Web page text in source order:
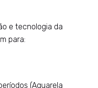
e tecnologia da
para:
(Aquarela